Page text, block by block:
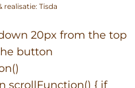
realisatie: Tisda
20px from the top
button
scrollFunction() { if